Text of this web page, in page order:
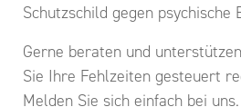
Schutzschild gegen psychische
Gerne beraten und
Sie Ihre Fehlzeiten gesteuert
Melden Sie sich einfach bei uns.